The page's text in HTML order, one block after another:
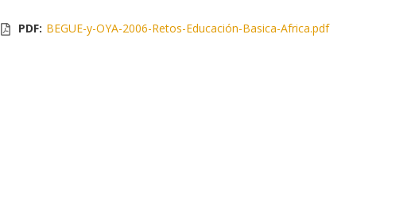
PDF: BEGUE-y-OYA-2006-Retos-Educación-Basica-Africa.pdf